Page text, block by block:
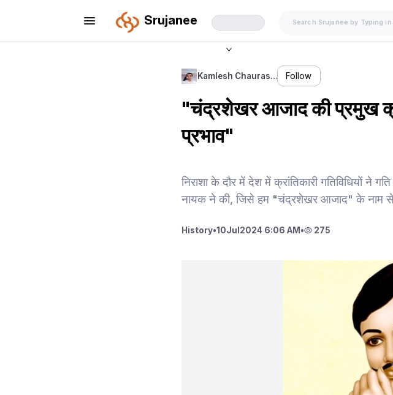
Srujanee
Kamlesh Chauras… Follow
"चंद्रशेखर आजाद की प्रमुख
प्रभाव"
निराशा के दौर में देश में क्रांतिकारी गतिविधियों ने
नायक ने की, जिसे हम "चंद्रशेखर आजाद" के नाम
History•10Jul 2024 6:06 AM • 275